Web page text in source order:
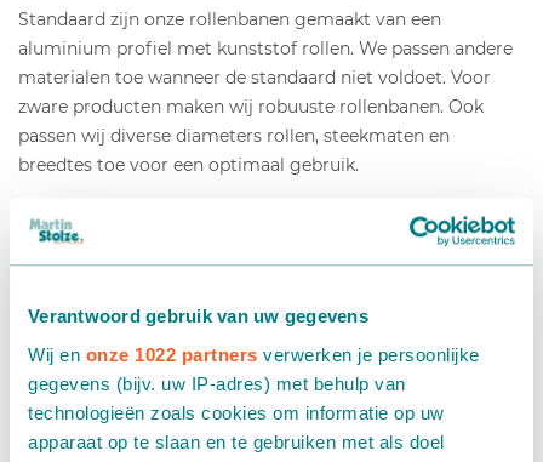
Verantwoord gebruik van uw gegevens
Wij en onze 1022 partners verwerken je persoonlijke
gegevens (bijv. uw IP-adres) met behulp van
technologieën zoals cookies om informatie op uw
apparaat op te slaan en te gebruiken met als doel
Standaard zijn onze rollenbanen gemaakt van een
aluminium profiel met kunststof rollen. We passen andere
materialen toe wanneer de standaard niet voldoet. Voor
zware producten maken wij robuuste rollenbanen. Ook
passen wij diverse diameters rollen, steekmaten en
breedtes toe voor een optimaal gebruik.